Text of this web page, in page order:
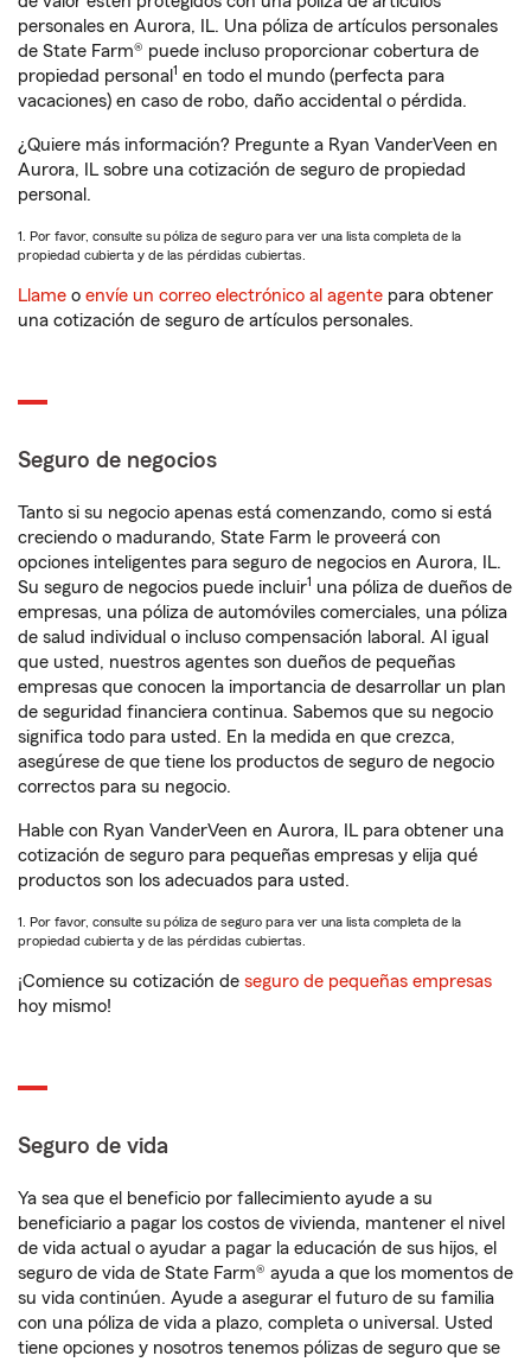
personales en Aurora, IL. Una póliza de artículos personales
de State Farm® puede incluso proporcionar cobertura de
propiedad personal 1 en todo el mundo (perfecta para
vacaciones) en caso de robo, daño accidental o pérdida.
¿Quiere más información? Pregunte a Ryan VanderVeen en
Aurora, IL sobre una cotización de seguro de propiedad
personal.
1. Por favor, consulte su póliza de seguro para ver una lista completa de la
propiedad cubierta y de las pérdidas cubiertas.
Llame o envíe un correo electrónico al agente para obtener
una cotización de seguro de artículos personales.
Seguro de negocios
Tanto si su negocio apenas está comenzando, como si está
creciendo o madurando, State Farm le proveerá con
opciones inteligentes para seguro de negocios en Aurora, IL.
Su seguro de negocios puede incluir1 una póliza de dueños de
empresas, una póliza de automóviles comerciales, una póliza
de salud individual o incluso compensación laboral. Al igual
que usted, nuestros agentes son dueños de pequeñas
empresas que conocen la importancia de desarrollar un plan
de seguridad financiera continua. Sabemos que su negocio
significa todo para usted. En la medida en que crezca,
asegúrese de que tiene los productos de seguro de negocio
correctos para su negocio.
Hable con Ryan VanderVeen en Aurora, IL para obtener una
cotización de seguro para pequeñas empresas y elija qué
productos son los adecuados para usted.
1. Por favor, consulte su póliza de seguro para ver una lista completa de la
propiedad cubierta y de las pérdidas cubiertas.
¡Comience su cotización de seguro de pequeñas empresas
hoy mismo!
Seguro de vida
Ya sea que el beneficio por fallecimiento ayude a su
beneficiario a pagar los costos de vivienda, mantener el nivel
de vida actual o ayudar a pagar la educación de sus hijos, el
seguro de vida de State Farm® ayuda a que los momentos de
su vida continúen. Ayude a asegurar el futuro de su familia
con una póliza de vida a plazo, completa o universal. Usted
tiene opciones y nosotros tenemos pólizas de seguro que se